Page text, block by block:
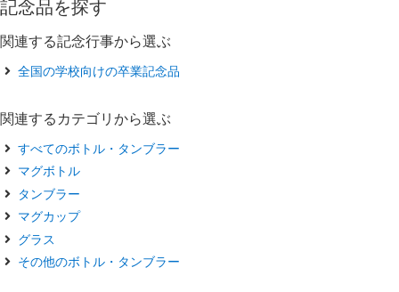
記念品を探す
関連する記念行事から選ぶ
全国の学校向けの卒業記念品
関連するカテゴリから選ぶ
すべてのボトル・タンブラー
マグボトル
タンブラー
マグカップ
グラス
その他のボトル・タンブラー